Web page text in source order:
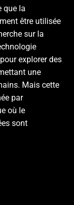
que la
être utilisée
sur la
explorer des
une
Mais cette
par
où le
sont